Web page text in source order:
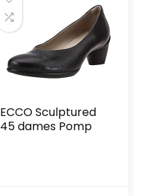
ECCO Sculptured
45 dames Pomp